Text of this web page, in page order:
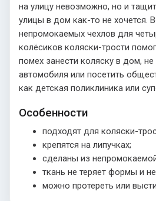
на улицу невозможно, но и
улицы в дом как-то не хочется.
непромокаемых чехлов для
колёсиков коляски-трости
помех занести коляску в дом,
автомобиля или посетить
как детская поликлиника или
Особенности
подходят для коляски-
крепятся на липучках;
сделаны из
ткань не теряет формы и не
можно протереть или